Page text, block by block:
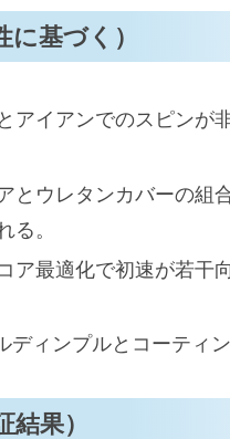
基づく）
アイアンでのスピンが
とウレタンカバーの組
る。
ア最適化で初速が若干
ィンプルとコーティ
果）